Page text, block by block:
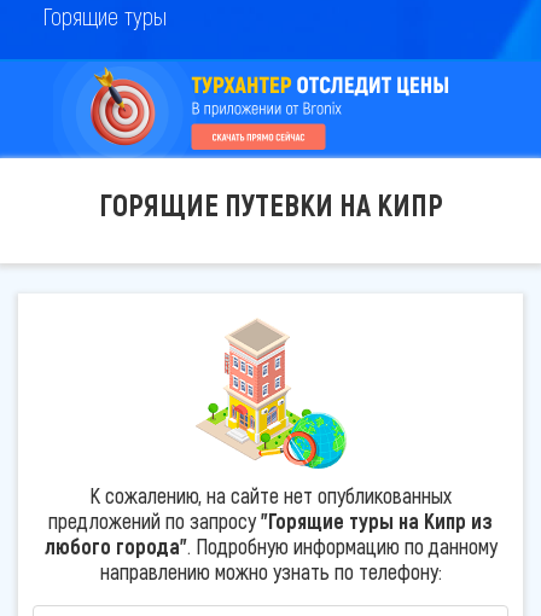
Горящие туры
ГОРЯЩИЕ ПУТЕВКИ НА КИПР
К сожалению, на сайте нет опубликованных
предложений по запросу"Горящие туры на Кипр из
любого города". Подробную информацию по данному
направлению можно узнать по телефону: